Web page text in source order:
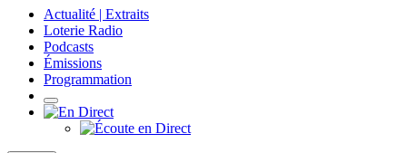
Actualité | Extraits
Loterie Radio
Podcasts
Émissions
Programmation